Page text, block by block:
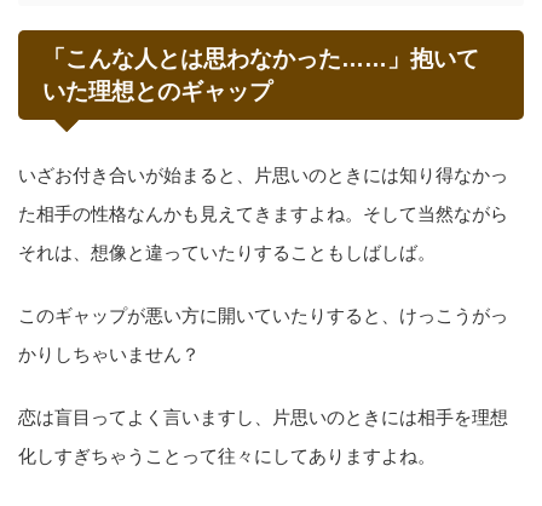
「こんな人とは思わなかった……」抱いて
いた理想とのギャップ
いざお付き合いが始まると、片思いのときには知り得なかっ
た相手の性格なんかも見えてきますよね。そして当然ながら
それは、想像と違っていたりすることもしばしば。
このギャップが悪い方に開いていたりすると、けっこうがっ
かりしちゃいません？
恋は盲目ってよく言いますし、片思いのときには相手を理想
化しすぎちゃうことって往々にしてありますよね。